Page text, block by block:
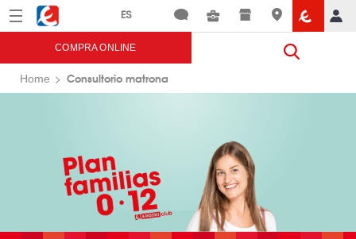
Menú Eroski
COMPRA ONLINE
Home Consultorio matrona